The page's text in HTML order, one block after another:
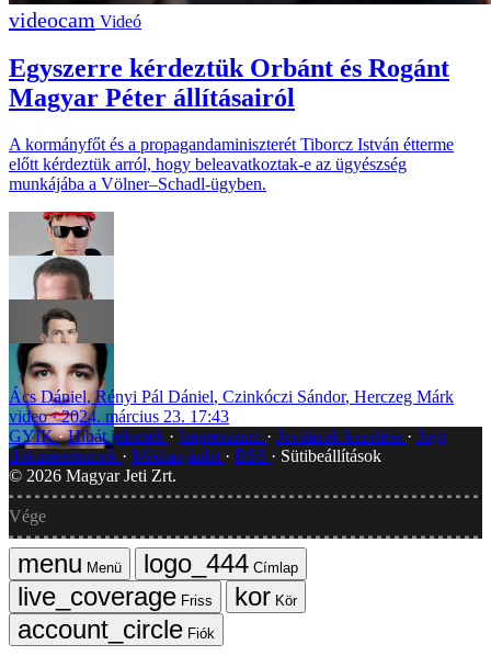
Videó
Egyszerre kérdeztük Orbánt és Rogánt
Magyar Péter állításairól
A kormányfőt és a propagandaminiszterét Tiborcz István étterme
előtt kérdeztük arról, hogy beleavatkoztak-e az ügyészség
munkájába a Völner–Schadl-ügyben.
Ács Dániel,Rényi Pál Dániel, Czinkóczi Sándor, Herczeg Márk
video
2024. március 23. 17:43
GYIK Hibát jelentek Impresszum Javítások kezelése
Jogi
dokumentumok
Médiaajánlat RSS
Sütibeállítások
© 2026 Magyar Jeti Zrt.
Vége
Menü
Címlap
Friss
Kör
Fiók